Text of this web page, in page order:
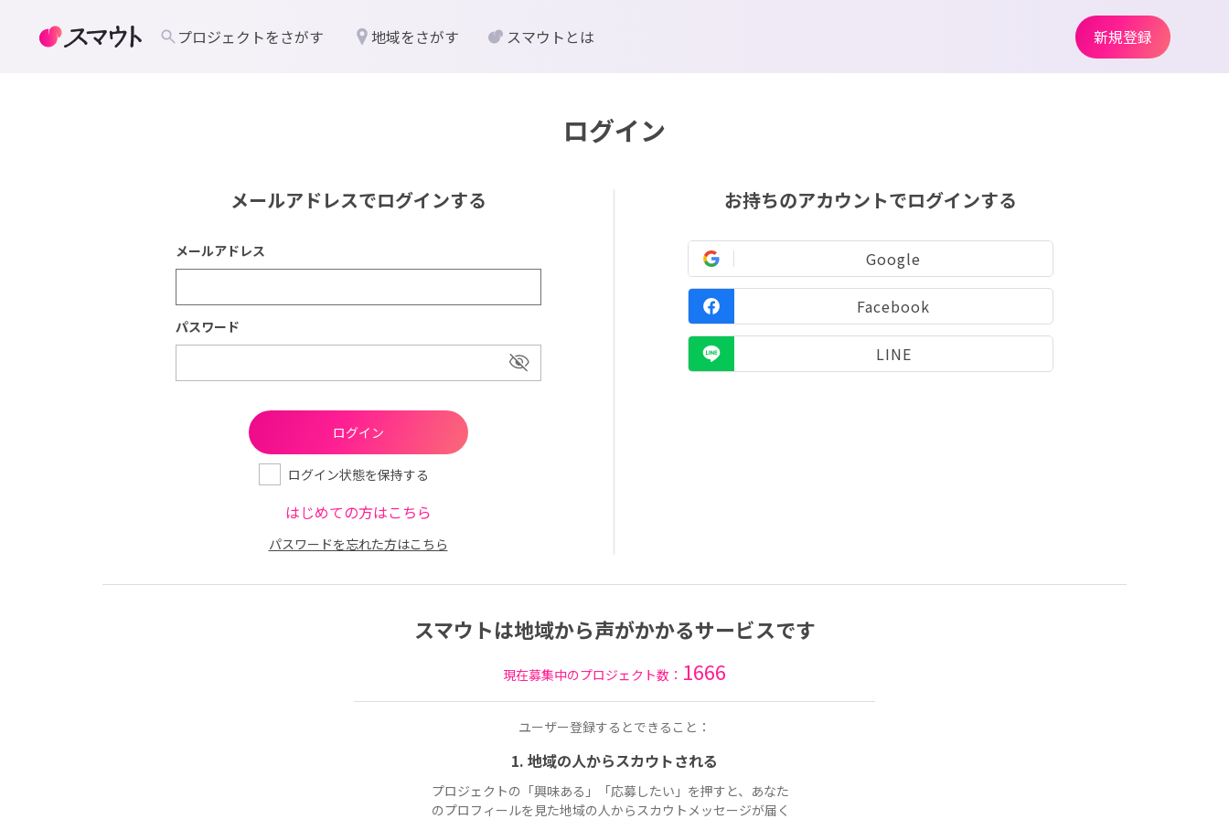
ログイン
メールアドレスでログインする
メールアドレス
パスワード
ログイン状態を保持する
はじめての方はこちら
パスワードを忘れた方はこちら
お持ちのアカウントでログインする
Google
Facebook
LINE
スマウトは地域から声がかかるサービスです
現在募集中のプロジェクト数： 1666
ユーザー登録するとできること：
1. 地域の人からスカウトされる
プロジェクトの「興味ある」「応募したい」を押すと、あなた
のプロフィールを見た地域の人からスカウトメッセージが届く
プロジェクトをさがす 地域をさがす スマウトとは 新規登録